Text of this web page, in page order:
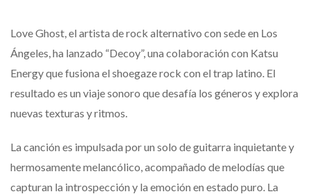
Love Ghost, el artista de rock alternativo con sede en Los
Ángeles, ha lanzado “Decoy”, una colaboración con Katsu
Energy que fusiona el shoegaze rock con el trap latino. El
resultado es un viaje sonoro que desafía los géneros y explora
nuevas texturas y ritmos.
La canción es impulsada por un solo de guitarra inquietante y
hermosamente melancólico, acompañado de melodías que
capturan la introspección y la emoción en estado puro. La